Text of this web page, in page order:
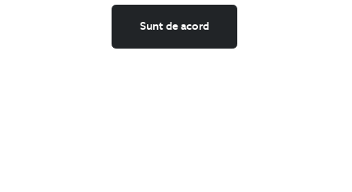
Sunt de acord